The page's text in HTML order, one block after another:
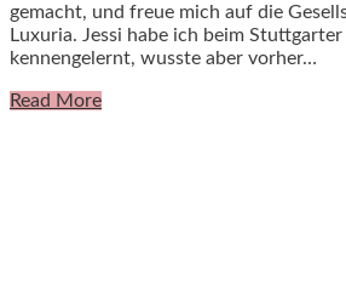
gemacht, und freue mich auf die
Luxuria. Jessi habe ich beim
kennengelernt, wusste aber vorher…
Read More